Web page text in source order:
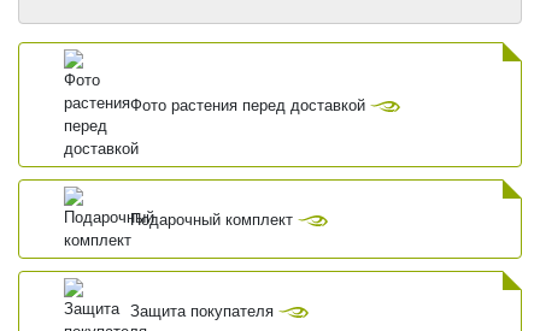
Фото растения перед доставкой
Подарочный комплект
Защита покупателя